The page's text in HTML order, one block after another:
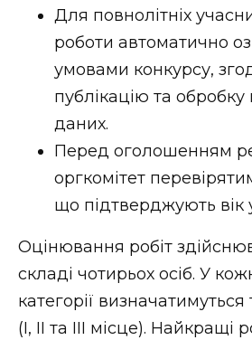
Для повнолітніх
роботи автоматично
умовами конкурсу,
публікацію та
даних.
Перед оголошенням
оргкомітет
що підтверджують вік
Оцінювання робіт
складі чотирьох осіб. У
категорії
(І, ІІ та ІІІ місце). Найкращі